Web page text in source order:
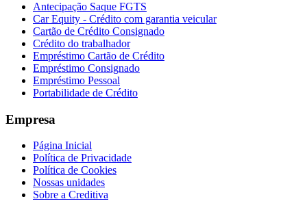
Antecipação Saque FGTS
Car Equity - Crédito com garantia veicular
Cartão de Crédito Consignado
Crédito do trabalhador
Empréstimo Cartão de Crédito
Empréstimo Consignado
Empréstimo Pessoal
Portabilidade de Crédito
Empresa
Página Inicial
Política de Privacidade
Política de Cookies
Nossas unidades
Sobre a Creditiva